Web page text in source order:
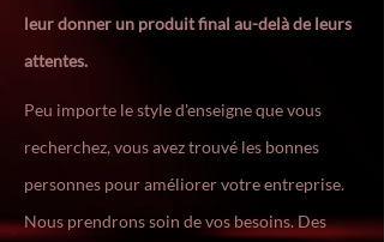
leur donner un produit final au-delà de leurs
attentes.
Peu importe le style d'enseigne que vous
recherchez, vous avez trouvé les bonnes
personnes pour améliorer votre entreprise.
Nous prendrons soin de vos besoins. Des